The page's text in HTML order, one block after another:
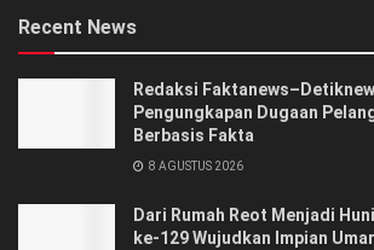
Recent News
Redaksi
Pengungkapan Dugaan
Berbasis Fakta
8 AGUSTUS 2026
Dari Rumah Reot Menjadi
ke-129 Wujudkan Impian